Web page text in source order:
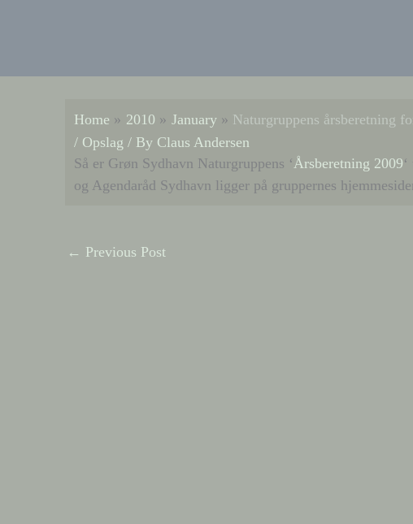
Home 2010 January
Naturgruppens årsberetning
/ Opslag / By Claus Andersen
Så er Grøn Sydhavn Naturgruppens ‘Årsberetning 2009
og Agendaråd Sydhavn ligger på gruppernes
← Previous Post